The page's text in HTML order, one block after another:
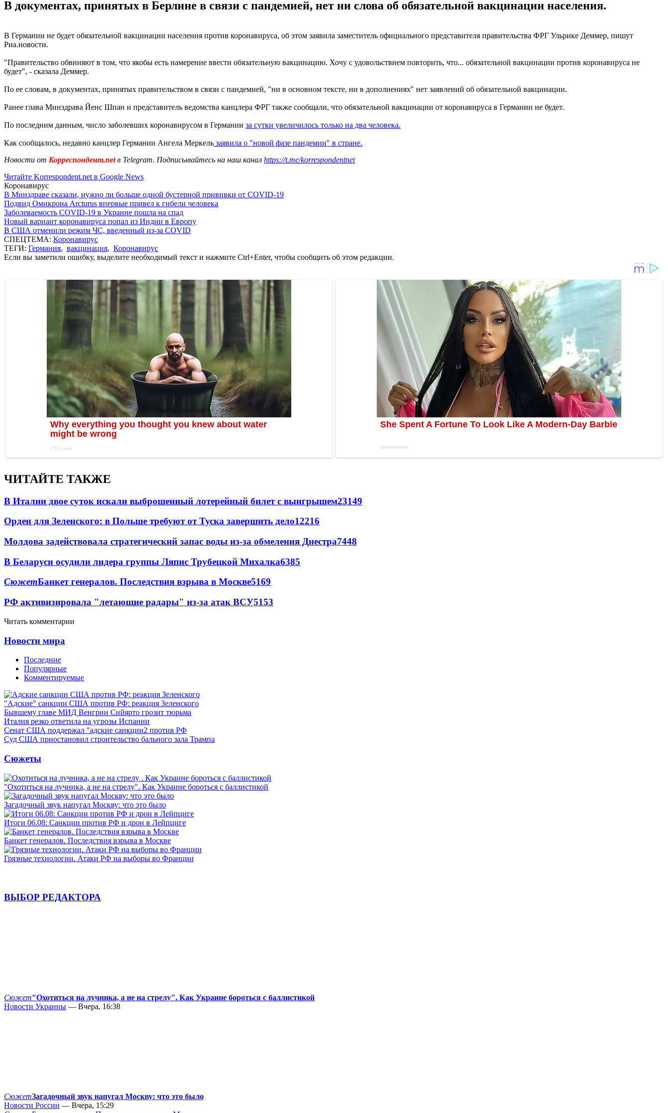
В документах, принятых в Берлине в связи с пандемией, нет ни слова об обязательной вакцинации населения.
В Германии не будет обязательной вакцинации населения против коронавируса, об этом заявила заместитель официального представителя правительства ФРГ Ульрике Деммер, пишут
Риа.новости.
"Правительство обвиняют в том, что якобы есть намерение ввести обязательную вакцинацию. Хочу с удовольствием повторить, что... обязательной вакцинации против коронавируса не
будет", - сказала Деммер.
По ее словам, в документах, принятых правительством в связи с пандемией, "ни в основном тексте, ни в дополнениях" нет заявлений об обязательной вакцинации.
Ранее глава Минздрава Йенс Шпан и представитель ведомства канцлера ФРГ также сообщали, что обязательной вакцинации от коронавируса в Германии не будет.
По последним данным, число заболевших коронавирусом в Германии за сутки увеличилось только на два человека.
Как сообщалось, недавно канцлер Германии Ангела Меркель заявила о "новой фазе пандемии" в стране.
Новости от Корреспондент.netв Telegram. Подписывайтесь на наш канал https://t.me/korrespondentnet
Читайте Korrespondent.net в Google News
Коронавирус
В Минздраве сказали, нужно ли больше одной бустерной прививки от COVID-19
Подвид Омикрона Arcturus впервые привел к гибели человека
Заболеваемость COVID-19 в Украине пошла на спад
Новый вариант коронавируса попал из Индии в Европу
В США отменили режим ЧС, введенный из-за COVID
СПЕЦТЕМА: Коронавирус
ТЕГИ: Германия, вакцинация, Коронавирус
Если вы заметили ошибку, выделите необходимый текст и нажмите Ctrl+Enter, чтобы сообщить об этом редакции.
ЧИТАЙТЕ ТАКЖЕ
В Италии двое суток искали выброшенный лотерейный билет с выигрышем23149
Орден для Зеленского: в Польше требуют от Туска завершить дело12216
Молдова задействовала стратегический запас воды из-за обмеления Днестра7448
В Беларуси осудили лидера группы Ляпис Трубецкой Михалка6385
СюжетБанкет генералов. Последствия взрыва в Москве5169
РФ активизировала "летающие радары" из-за атак ВСУ5153
Читать комментарии
Новости мира
Последние
Популярные
Комментируемые
"Адские" санкции США против РФ: реакция Зеленского
Бывшему главе МИД Венгрии Сийярто грозит тюрьма
Италия резко ответила на угрозы Испании
Сенат США поддержал "адские санкции2 против РФ
Суд США приостановил строительство бального зала Трампа
Сюжеты
"Охотиться на лучника, а не на стрелу". Как Украине бороться с баллистикой
Загадочный звук напугал Москву: что это было
Итоги 06.08: Санкции против РФ и дрон в Лейпциге
Банкет генералов. Последствия взрыва в Москве
Грязные технологии. Атаки РФ на выборы во Франции
ВЫБОР РЕДАКТОРА
Сюжет"Охотиться на лучника, а не на стрелу". Как Украине бороться с баллистикой
Новости Украины — Вчера, 16:38
СюжетЗагадочный звук напугал Москву: что это было
Новости России — Вчера, 15:29